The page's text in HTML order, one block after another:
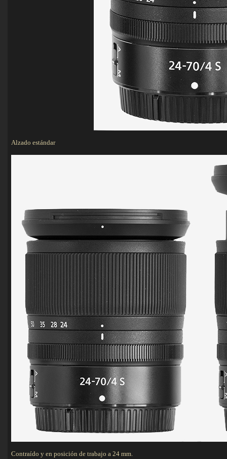
Alzado estándar
Contraído y en posición de trabajo a 24 mm.